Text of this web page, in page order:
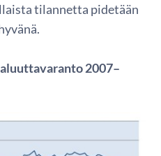
tilannetta pidetään
2007–